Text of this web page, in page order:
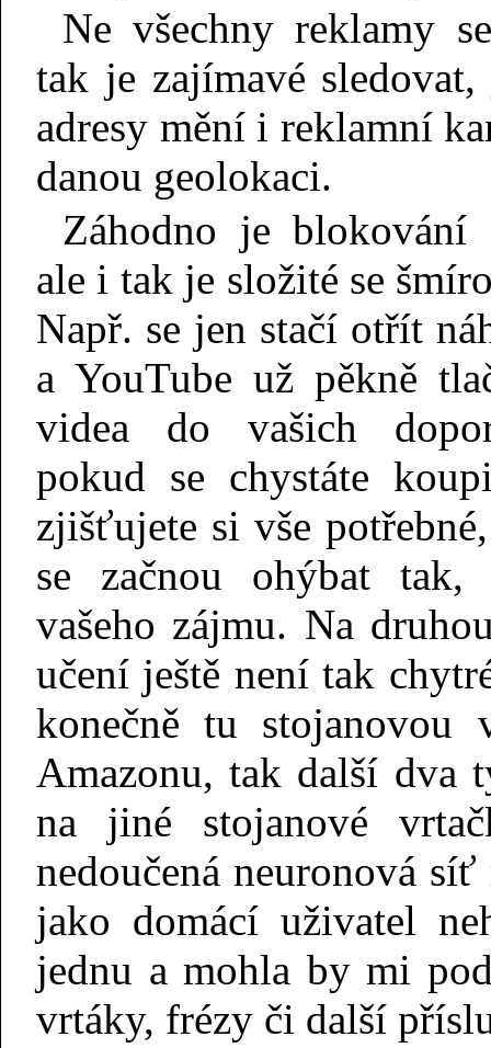
Ne všechny reklamy
tak je zajímavé
adresy mění i reklamní
danou geolokaci.
Záhodno je blokování
ale i tak je složité se
Např. se jen stačí otřít
a YouTube už pěkně
videa do vašich
pokud se chystáte
zjišťujete si vše
se začnou ohýbat
vašeho zájmu. Na
učení ještě není tak
konečně tu stojanovou
Amazonu, tak další dva
na jiné stojanové
nedoučená neuronová
jako domácí uživatel
jednu a mohla by mi
vrtáky, frézy či další